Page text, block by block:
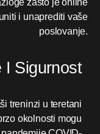
zašto je online
i unaprediti vaše
poslovanje.
I Sigurnost
treninzi u teretani
okolnosti mogu